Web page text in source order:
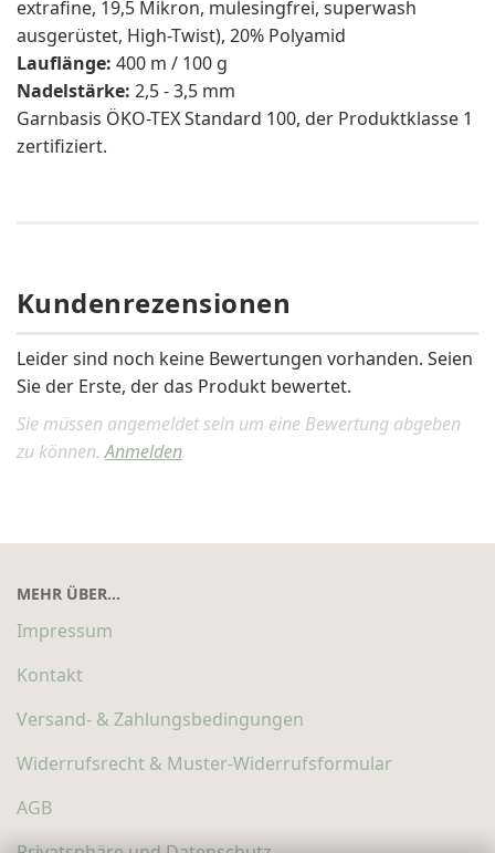
extrafine, 19,5 Mikron, mulesingfrei, superwash
ausgerüstet, High-Twist), 20% Polyamid
Lauflänge: 400 m / 100 g
Nadelstärke: 2,5 - 3,5 mm
Garnbasis ÖKO-TEX Standard 100, der Produktklasse 1
zertifiziert.
Kundenrezensionen
Leider sind noch keine Bewertungen vorhanden. Seien
Sie der Erste, der das Produkt bewertet.
Sie müssen angemeldet sein um eine Bewertung abgeben
zu können.Anmelden
MEHR ÜBER...
Impressum
Kontakt
Versand- & Zahlungsbedingungen
Widerrufsrecht & Muster-Widerrufsformular
AGB